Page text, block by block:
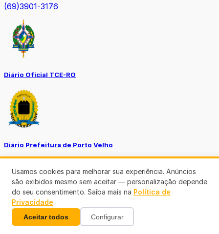
(69)3901-3176
Diário Oficial TCE-RO
Diário Prefeitura de Porto Velho
Diário Oficial de RO
Usamos cookies para melhorar sua experiência. Anúncios
são exibidos mesmo sem aceitar — personalização depende
do seu consentimento. Saiba mais na Política de
Privacidade.
Aceitar todos Configurar